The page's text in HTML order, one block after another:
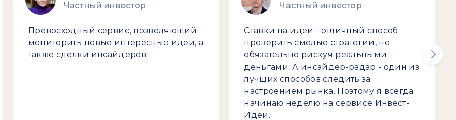
Частный инвестор
Превосходный сервис, позволяющий
мониторить новые интересные идеи, а
также сделки инсайдеров.
Частный инвестор
Ставки на идеи - отличный способ
проверить смелые стратегии, не
обязательно рискуя реальными
деньгами. А инсайдер-радар - один из
лучших способов следить за
настроением рынка. Поэтому я всегда
начинаю неделю на сервисе Инвест-
Идеи.